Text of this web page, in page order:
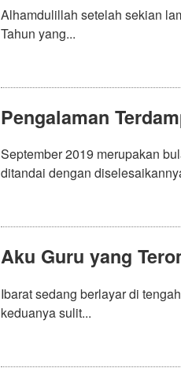
Alhamdulillah setelah sekian
Tahun yang...
Pengalaman
September 2019 merupakan
ditandai dengan
Aku Guru yang
Ibarat sedang berlayar di
keduanya sulit...